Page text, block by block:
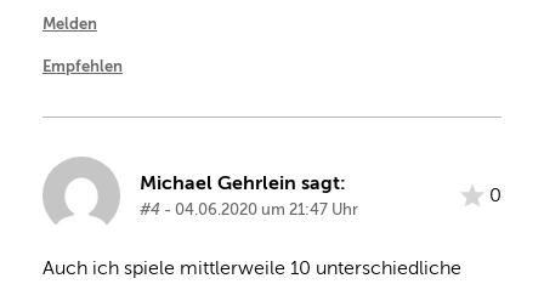
Melden
Empfehlen
Michael Gehrlein sagt:
#4 - 04.06.2020 um 21:47 Uhr
0
Auch ich spiele mittlerweile 10 unterschiedliche